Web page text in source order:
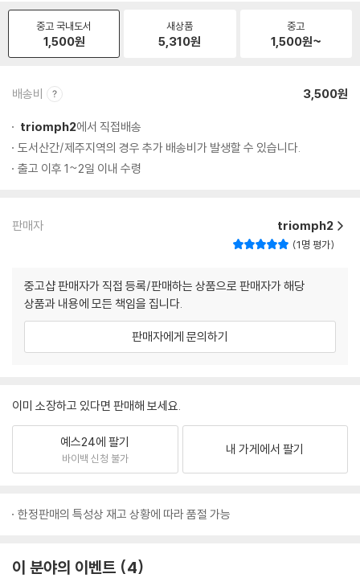
중고 국내도서
1,500원
새상품
5,310원
중고
1,500원~
배송비 3,500원
triomph2에서 직접배송
도서산간/제주지역의 경우 추가 배송비가 발생할 수 있습니다.
출고 이후 1~2일 이내 수령
판매자 triomph2
1명 평가
중고샵 판매자가 직접 등록/판매하는 상품으로 판매자가 해당
상품과 내용에 모든 책임을 집니다.
판매자에게 문의하기
이미 소장하고 있다면 판매해 보세요.
예스24에 팔기
바이백 신청 불가
내 가게에서 팔기
한정판매의 특성상 재고 상황에 따라 품절 가능
이 분야의 이벤트 4